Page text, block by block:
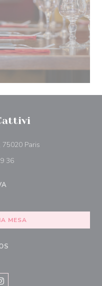
75020 Paris((abre numa nova
36
MESA